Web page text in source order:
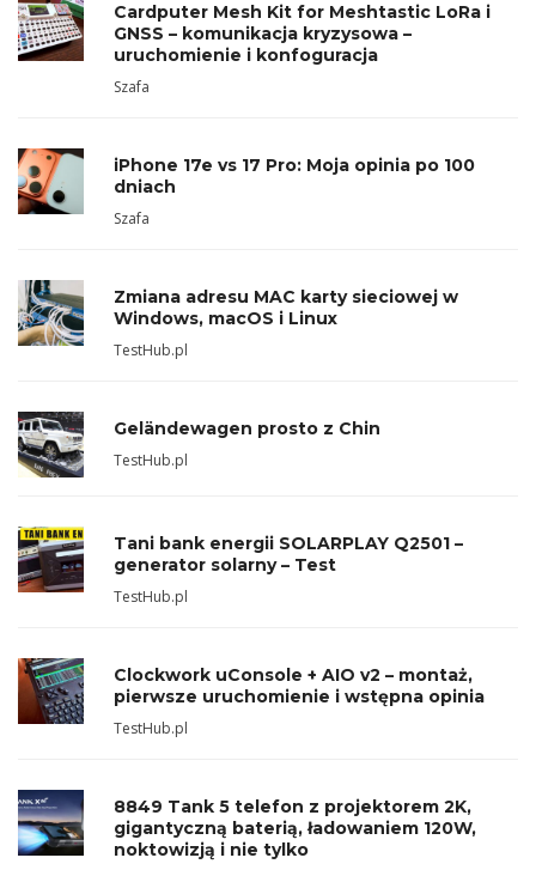
Cardputer Mesh Kit for Meshtastic LoRa i
GNSS – komunikacja kryzysowa –
uruchomienie i konfoguracja
Szafa
iPhone 17e vs 17 Pro: Moja opinia po 100
dniach
Szafa
Zmiana adresu MAC karty sieciowej w
Windows, macOS i Linux
TestHub.pl
Geländewagen prosto z Chin
TestHub.pl
Tani bank energii SOLARPLAY Q2501 –
generator solarny – Test
TestHub.pl
Clockwork uConsole + AIO v2 – montaż,
pierwsze uruchomienie i wstępna opinia
TestHub.pl
8849 Tank 5 telefon z projektorem 2K,
gigantyczną baterią, ładowaniem 120W,
noktowizją i nie tylko